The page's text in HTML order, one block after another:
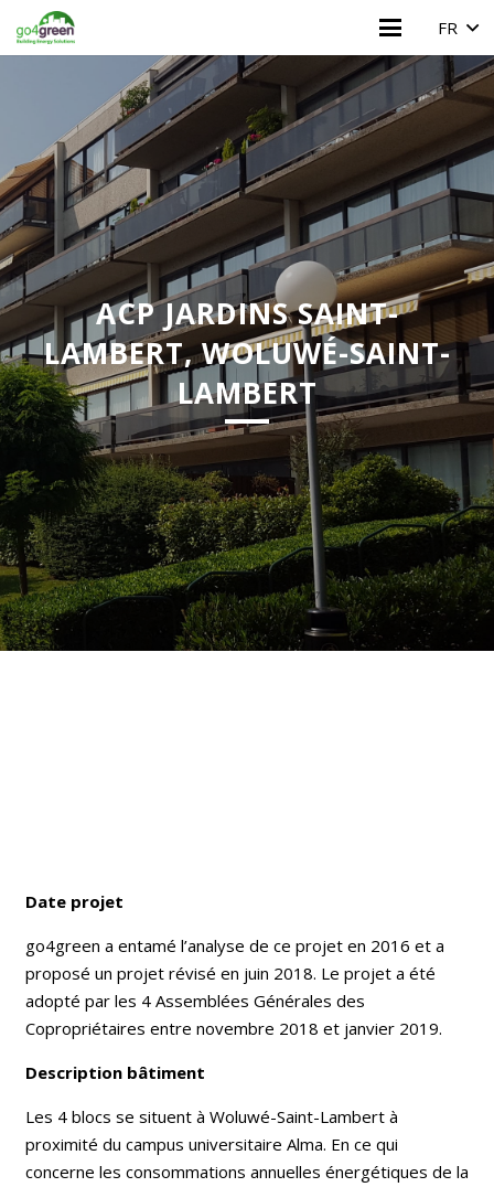
FR
ACP JARDINS SAINT-
LAMBERT, WOLUWÉ-SAINT-
LAMBERT
Date projet
go4green a entamé l’analyse de ce projet en 2016 et a
proposé un projet révisé en juin 2018. Le projet a été
adopté par les 4 Assemblées Générales des
Copropriétaires entre novembre 2018 et janvier 2019.
Description bâtiment
Les 4 blocs se situent à Woluwé-Saint-Lambert à
proximité du campus universitaire Alma. En ce qui
concerne les consommations annuelles énergétiques de la